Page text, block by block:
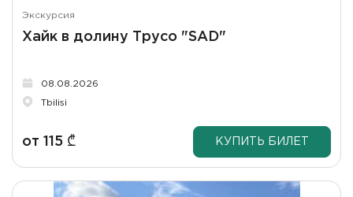
Экскурсия
Хайк в долину Трусо "SAD"
08.08.2026
Tbilisi
от 115 ₾ КУПИТЬ БИЛЕТ